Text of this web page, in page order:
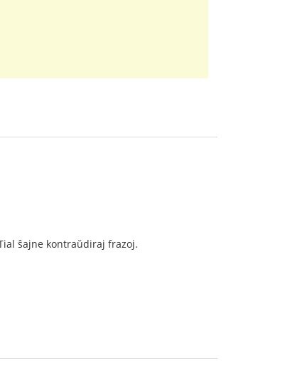
ŝajne kontraŭdiraj frazoj.